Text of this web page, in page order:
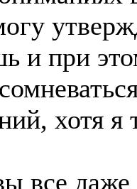
и при
хотя я
все